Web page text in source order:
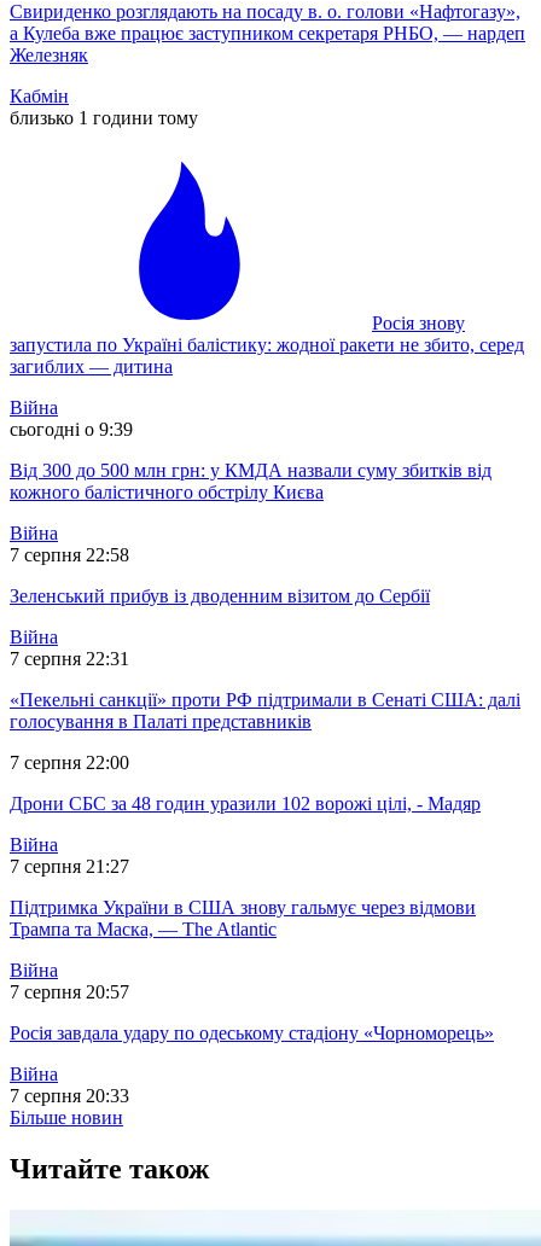
Свириденко розглядають на посаду в. о. голови «Нафтогазу»,
а Кулеба вже працює заступником секретаря РНБО, — нардеп
Железняк
Кабмін
близько 1 години тому
Росія знову
запустила по Україні балістику: жодної ракети не збито, серед
загиблих — дитина
Війна
сьогодні о 9:39
Від 300 до 500 млн грн: у КМДА назвали суму збитків від
кожного балістичного обстрілу Києва
Війна
7 серпня 22:58
Зеленський прибув із дводенним візитом до Сербії
Війна
7 серпня 22:31
«Пекельні санкції» проти РФ підтримали в Сенаті США: далі
голосування в Палаті представників
7 серпня 22:00
Дрони СБС за 48 годин уразили 102 ворожі цілі, - Мадяр
Війна
7 серпня 21:27
Підтримка України в США знову гальмує через відмови
Трампа та Маска, — The Atlantic
Війна
7 серпня 20:57
Росія завдала удару по одеському стадіону «Чорноморець»
Війна
7 серпня 20:33
Більше новин
Читайте також